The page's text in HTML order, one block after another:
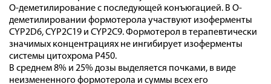
О-деметилирование с последующей конъюгацией. В О-
деметилировании формотерола участвуют изоферменты
CYP2D6, CYP2C19 и CYP2C9. Формотерол в терапевтически
значимых концентрациях не ингибирует изоферменты
системы цитохрома Р450.
В среднем 8% и 25% дозы выделяется почками, в виде
неизмененного формотерола и суммы всех его